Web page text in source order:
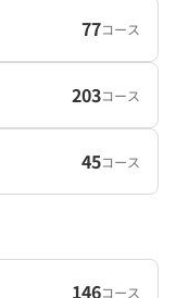
77コース
203コース
45コース
146コース